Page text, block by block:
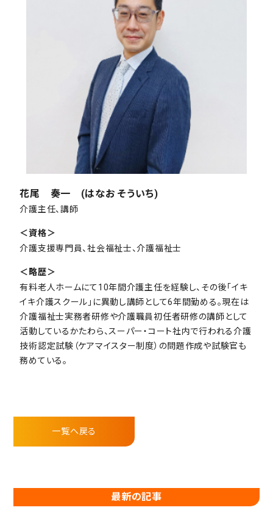
花尾 奏一 (はなお そういち)
介護主任、講師
＜資格＞
介護支援専門員、社会福祉士、介護福祉士
＜略歴＞
有料老人ホームにて10年間介護主任を経験し、その後「イキ
イキ介護スクール」に異動し講師として6年間勤める。現在は
介護福祉士実務者研修や介護職員初任者研修の講師として
活動しているかたわら、スーパー・コート社内で行われる介護
技術認定試験（ケアマイスター制度）の問題作成や試験官も
務めている。
一覧へ戻る
最新の記事